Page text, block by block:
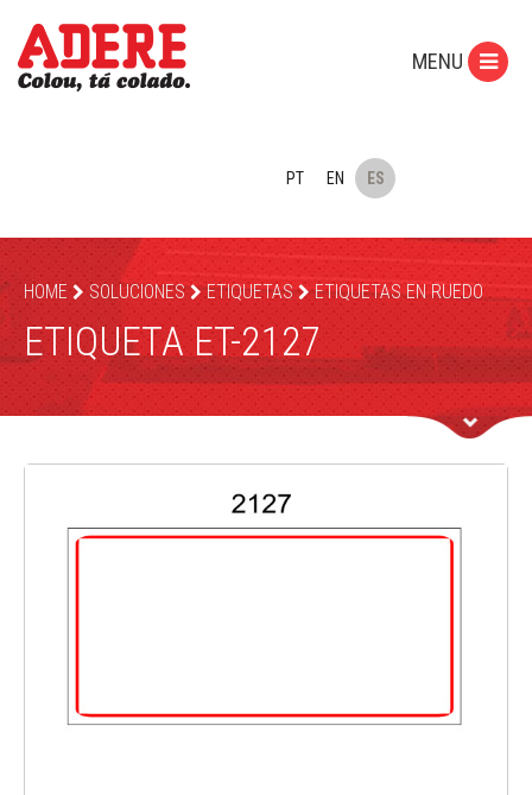
PT EN ES
MENU
HOME SOLUCIONES ETIQUETAS ETIQUETAS EN RUEDO
ETIQUETA ET-2127